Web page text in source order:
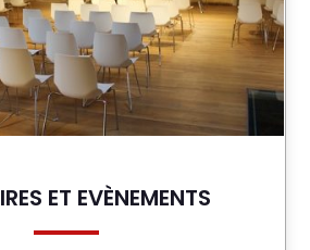
ET EVÈNEMENTS